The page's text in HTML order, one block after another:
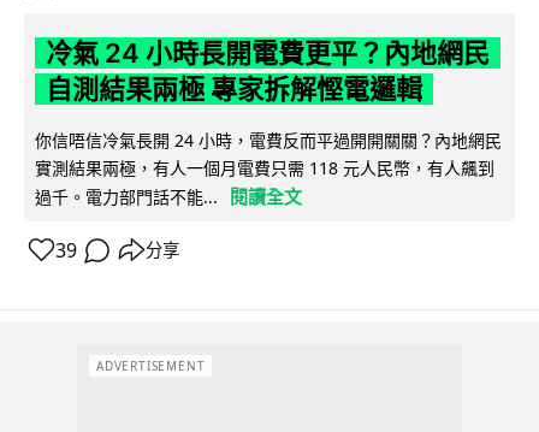
冷氣 24 小時長開電費更平？內地網民
自測結果兩極 專家拆解慳電邏輯
你信唔信冷氣長開 24 小時，電費反而平過開開關關？內地網民
實測結果兩極，有人一個月電費只需 118 元人民幣，有人飆到
過千。電力部門話不能...
閱讀全文
39 分享
ADVERTISEMENT